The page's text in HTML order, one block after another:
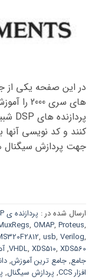
جهت پردازش سیگنال
ارسال شده در : پردازنده ی DSP
, OMAP, Proteus,
, usb, Verilog,
VHDL, XDS510, XDS560
,
جامع, جامع ترین آموزش,
افزار CCS
, پردازش سیگنال,